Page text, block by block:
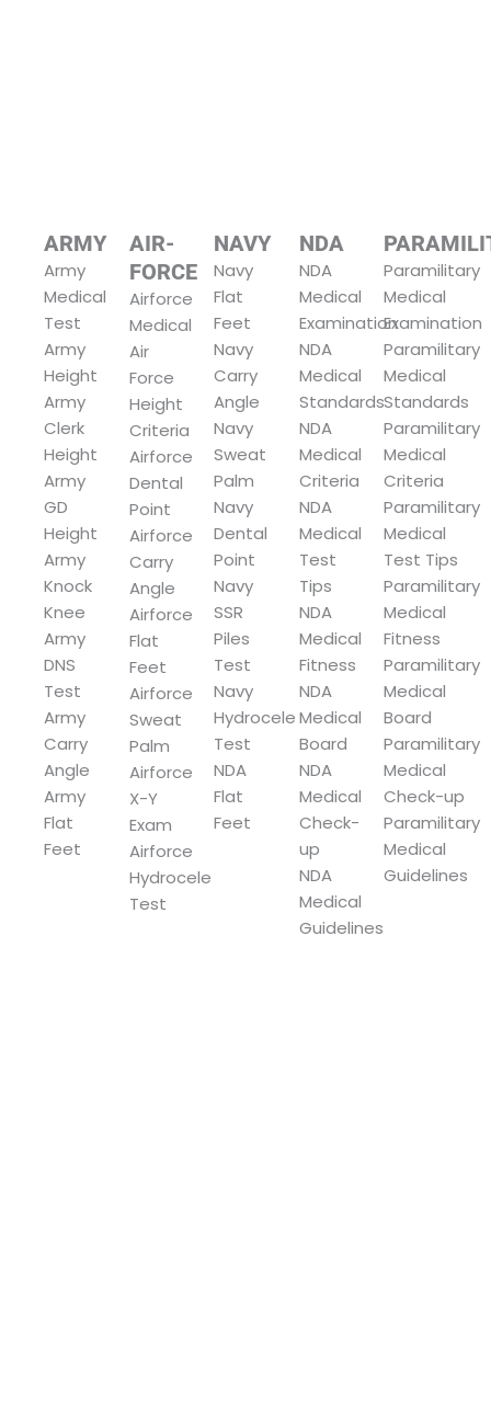
ARMY
Army
Medical
Test
Army
Height
Army
Clerk
Height
Army
GD
Height
Army
Knock
Knee
Army
DNS
Test
Army
Carry
Angle
Army
Flat
Feet
AIR-
FORCE
Airforce
Medical
Air
Force
Height
Criteria
Airforce
Dental
Point
Airforce
Carry
Angle
Airforce
Flat
Feet
Airforce
Sweat
Palm
Airforce
X-Y
Exam
Airforce
Hydrocele
Test
NAVY
Navy
Flat
Feet
Navy
Carry
Angle
Navy
Sweat
Palm
Navy
Dental
Point
Navy
SSR
Piles
Test
Navy
Hydrocele
Test
NDA
Flat
Feet
NDA
NDA
Medical
Examination
NDA
Medical
Standards
NDA
Medical
Criteria
NDA
Medical
Test
Tips
NDA
Medical
Fitness
NDA
Medical
Board
NDA
Medical
Check-
up
NDA
Medical
Guidelines
Paramilitary
Medical
Examination
Paramilitary
Medical
Standards
Paramilitary
Medical
Criteria
Paramilitary
Medical
Test Tips
Paramilitary
Medical
Fitness
Paramilitary
Medical
Board
Paramilitary
Medical
Check-up
Paramilitary
Medical
Guidelines